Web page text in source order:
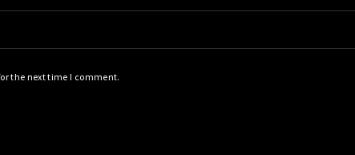
the next time I comment.